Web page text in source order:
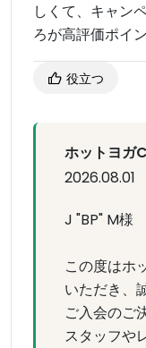
しくて、キャン
ろが高評価ポイ
役立つ
ホットヨガ
2026.08.01
J "BP" M様
この度はホ
いただき、
ご入会のご
スタッフや